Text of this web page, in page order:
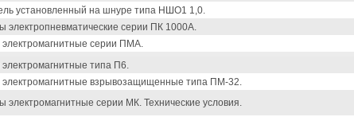
установленный на шнуре типа НШО1 1,0.
электропневматические серии ПК 1000А.
электромагнитные серии ПМА.
электромагнитные типа П6.
электромагнитные взрывозащищенные типа ПМ-32.
электромагнитные серии МК. Технические условия.